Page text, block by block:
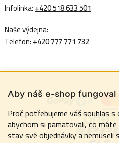
Aby náš e-shop fungoval
Proč potřebujeme váš souhlas
abychom si pamatovali, co
stav své objednávky a nemuseli
Infolinka:+420 518 633 501
Naše výdejna:
Telefon:+420 777 771 732